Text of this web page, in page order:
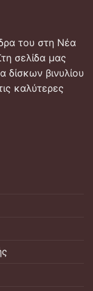
του στη Νέα
σελίδα μας
δίσκων βινυλίου
καλύτερες